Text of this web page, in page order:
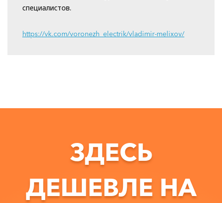
специалистов.
https://vk.com/voronezh_electrik/vladimir-melixov/
ЗДЕСЬ
ДЕШЕВЛЕ НА